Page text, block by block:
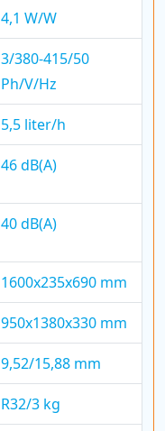
4,1 W/W
3/380-415/50
Ph/V/Hz
5,5 liter/h
46 dB(A)
40 dB(A)
1600x235x690 mm
950x1380x330 mm
9,52/15,88 mm
R32/3 kg